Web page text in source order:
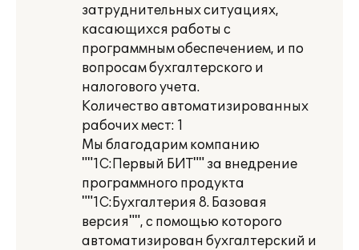
затруднительных ситуациях,
касающихся работы с
программным обеспечением, и по
вопросам бухгалтерского и
налогового учета.
Количество автоматизированных
рабочих мест: 1
Мы благодарим компанию
""1С:Первый БИТ"" за внедрение
программного продукта
""1С:Бухгалтерия 8. Базовая
версия"", с помощью которого
автоматизирован бухгалтерский и